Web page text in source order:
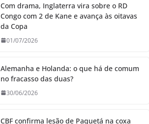
Com drama, Inglaterra vira sobre o RD
Congo com 2 de Kane e avança às oitavas
da Copa
01/07/2026
Alemanha e Holanda: o que há de comum
no fracasso das duas?
30/06/2026
CBF confirma lesão de Paquetá na coxa